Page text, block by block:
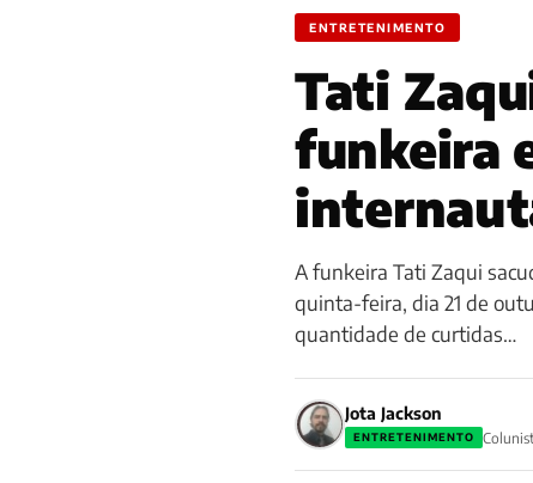
ENTRETENIMENTO
Tati
funkeira
A funkeira Tati Zaqui
quinta-feira, dia 21 de
quantidade de curtidas…
Jota Jackson
ENTRETENIMENTO